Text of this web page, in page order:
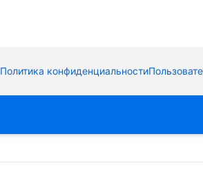
Политика конфиденциальности